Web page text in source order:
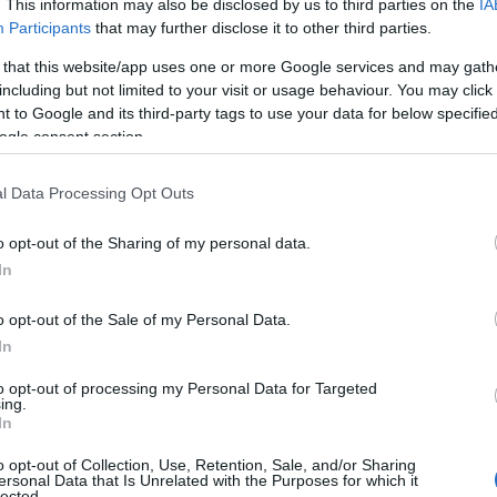
This information may also be disclosed by us to third parties on the
Participants that may further disclose it to other third parties.
that this website/app uses one or more Google services and may
but not limited to your visit or usage behaviour. You may
to Google and its third-party tags to use your data for below
consent section.
Data Processing Opt Outs
opt-out of the Sharing of my personal data.
opt-out of the Sale of my Personal Data.
opt-out of processing my Personal Data for Targeted
opt-out of Collection, Use, Retention, Sale, and/or Sharing
Data that Is Unrelated with the Purposes for which it
fel az uránt”, és hogy miért nem? Mert
életfilozófiájával az atomfegyverek
– állítja komolyan.
ő volt a gátja ezeknek az iráni
vezetőket abban, hogy elmenjenek az
tudták volna valósítani, hiszen megvan hozzá
a felszerelés, Ali Hámenei nézetei
a rádióműsorban.
Ha abból indulunk ki, hogy a szakértő
(nem az), akkor csak egy oka
közzétételének: a magyar